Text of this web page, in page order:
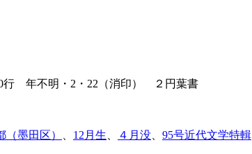
年不明・2・22（消印） ２円葉書
（墨田区） 12月生 ４月没 95号近代文学特輯